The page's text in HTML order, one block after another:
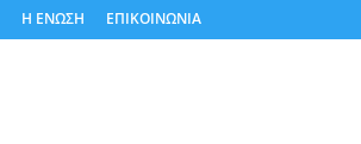
Η ΕΝΩΣΗ ΕΠΙΚΟΙΝΩΝΙΑ